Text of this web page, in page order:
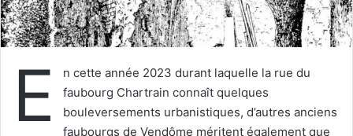
r
r
i
e
l
E
n cette année 2023 durant laquelle la rue du
faubourg Chartrain connaît quelques
bouleversements urbanistiques, d’autres anciens
faubourgs de Vendôme méritent également que